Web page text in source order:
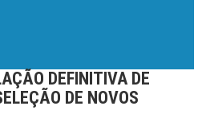
DEFINITIVA DE
DE NOVOS